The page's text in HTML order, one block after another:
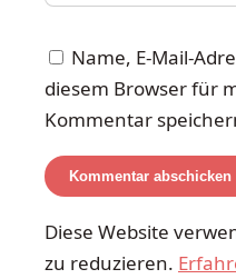
Name, E-Mail-
diesem Browser für
Kommentar
Diese Website
zu reduzieren.